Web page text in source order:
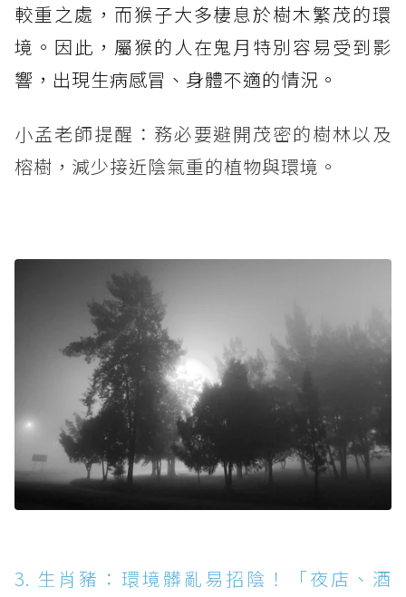
較重之處，而猴子大多棲息於樹木繁茂的環
境。因此，屬猴的人在鬼月特別容易受到影
響，出現生病感冒、身體不適的情況。
小孟老師提醒：務必要避開茂密的樹林以及
榕樹，減少接近陰氣重的植物與環境。
3. 生肖豬：環境髒亂易招陰！「夜店、酒